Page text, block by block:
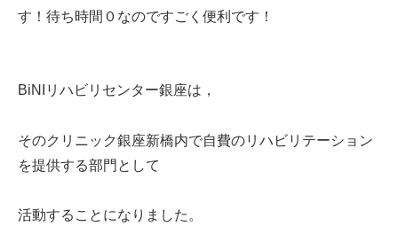
す！待ち時間０なのですごく便利です！
BiNIリハビリセンター銀座は，
そのクリニック銀座新橋内で自費のリハビリテーション
を提供する部門として
活動することになりました。